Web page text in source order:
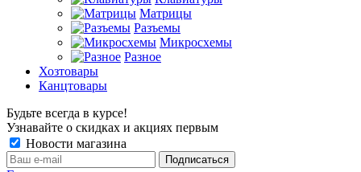
Матрицы
Разъемы
Микросхемы
Разное
Хозтовары
Канцтовары
Будьте всегда в курсе!
Узнавайте о скидках и акциях первым
Новости магазина